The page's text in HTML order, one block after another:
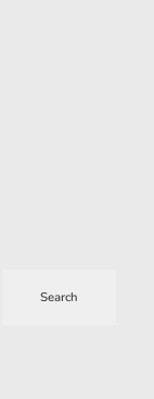
Search